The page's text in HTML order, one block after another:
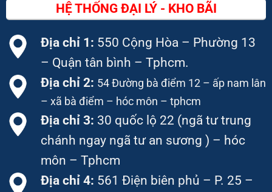
HỆ THỐNG ĐẠI LÝ - KHO BÃI
Địa chỉ 1: 550 Cộng Hòa – Phường 13
– Quận tân bình – Tphcm.
Địa chỉ 2: 54 Đường bà điểm 12 – ấp nam lân
– xã bà điểm – hóc môn – tphcm
Địa chỉ 3: 30 quốc lộ 22 (ngã tư trung
chánh ngay ngã tư an sương ) – hóc
môn – Tphcm
Địa chỉ 4: 561 Điện biên phủ – P. 25 –